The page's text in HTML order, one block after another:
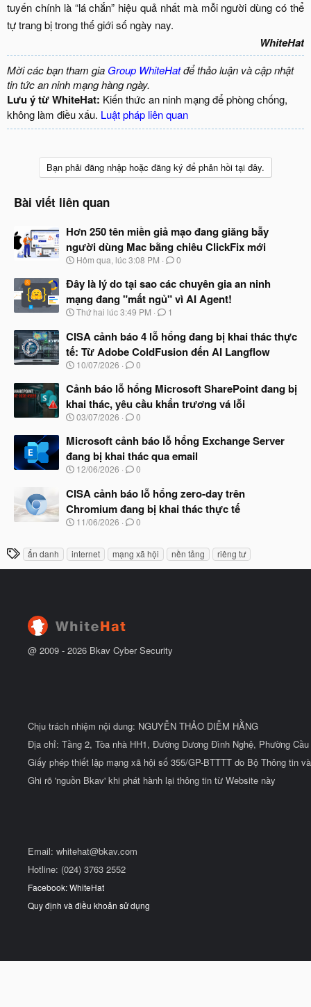
tuyến chính là “lá chắn” hiệu quả nhất mà mỗi người dùng có thể
tự trang bị trong thế giới số ngày nay.​
WhiteHat
Mời các bạn tham gia Group WhiteHatđể thảo luận và cập nhật
tin tức an ninh mạng hàng ngày.
Lưu ý từ WhiteHat: Kiến thức an ninh mạng để phòng chống,
không làm điều xấu. Luật pháp liên quan
Bạn phải đăng nhập hoặc đăng ký để phản hồi tại đây.
Bài viết liên quan
Hơn 250 tên miền giả mạo đang giăng bẫy
người dùng Mac bằng chiêu ClickFix mới
N
à
b
ắ
đ
ầ
u
Hôm qua, lúc 3:08 PM 0
Đây là lý do tại sao các chuyên gia an ninh
mạng đang "mất ngủ" vì AI Agent!
N
à
y
b
ắ
đ
ầ
u
Thứ hai lúc 3:49 PM 1
CISA cảnh báo 4 lỗ hổng đang bị khai thác thực
tế: Từ Adobe ColdFusion đến AI Langflow
N
à
b
ắ
đ
ầ
u
10/07/2026 0
Cảnh báo lỗ hổng Microsoft SharePoint đang bị
khai thác, yêu cầu khẩn trương vá lỗi
N
à
b
ắ
đ
ầ
u
03/07/2026 0
Microsoft cảnh báo lỗ hổng Exchange Server
đang bị khai thác qua email
N
à
y
b
ắ
đ
ầ
u
12/06/2026 0
CISA cảnh báo lỗ hổng zero-day trên
Chromium đang bị khai thác thực tế
N
y
u
11/06/2026 0
T
h
ẩn danh internet mạng xã hội nền tảng riêng tư
@ 2009 - 2026 Bkav Cyber Security
Chịu trách nhiệm nội dung: NGUYỄN THẢO DIỄM HẰNG
Địa chỉ: Tầng 2, Tòa nhà HH1, Đường Dương Đình Nghệ, Phường
Giấy phép thiết lập mạng xã hội số 355/GP-BTTTT do Bộ Thông tin
Ghi rõ 'nguồn Bkav' khi phát hành lại thông tin từ Website này
Email: whitehat@bkav.com
Hotline: (024) 3763 2552
Facebook: WhiteHat
Quy định và điều khoản sử dụng